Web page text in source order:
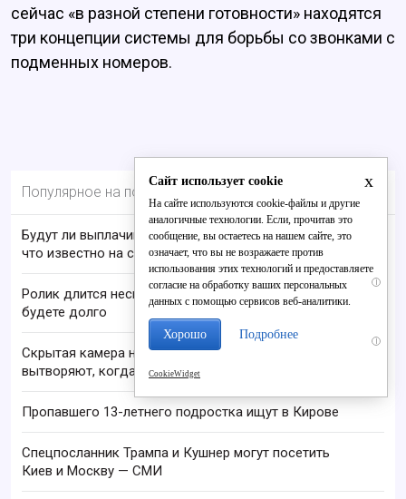
сейчас «в разной степени готовности» находятся
три концепции системы для борьбы со звонками с
подменных номеров.
Популярное на портале
Будут ли выплачивать 13-ю пенсию в 2026 году:
что известно на сегодня
i
Ролик длится несколько секунд, а смеяться вы
будете долго
i
Скрытая камера на пляже Крыма: Что люди
вытворяют, когда их не видят...
Пропавшего 13-летнего подростка ищут в Кирове
Спецпосланник Трампа и Кушнер могут посетить
Киев и Москву — СМИ
x
Сайт использует cookie
На сайте используются cookie-файлы и другие
аналогичные технологии. Если, прочитав это
сообщение, вы остаетесь на нашем сайте, это
означает, что вы не возражаете против
использования этих технологий и предоставляете
согласие на обработку ваших персональных
данных с помощью сервисов веб-аналитики.
Хорошо Подробнее
CookieWidget